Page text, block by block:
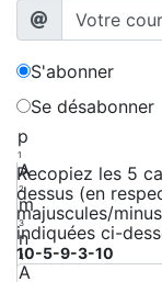
S'abonner
Se désabonner
p
1
A
2
m
3
n
4
A
Recopiez les 5
dessus (en
majuscules/
indiquées ci-
10-5-9-3-10